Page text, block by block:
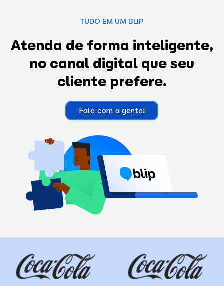
TUDO EM UM BLIP
Atenda de forma inteligente,
no canal digital que seu
cliente prefere.
Fale com a gente!